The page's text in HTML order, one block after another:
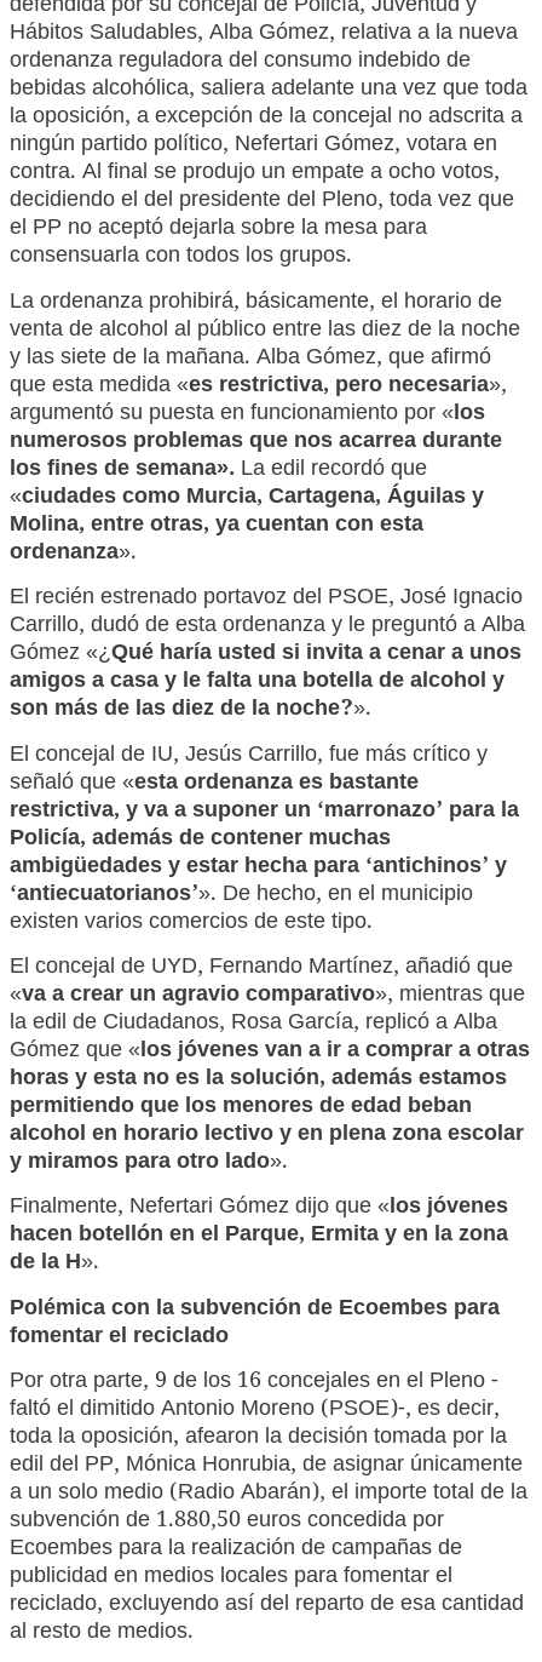
defendida por su concejal de Policía, Juventud y
Hábitos Saludables, Alba Gómez, relativa a la nueva
ordenanza reguladora del consumo indebido de
bebidas alcohólica, saliera adelante una vez que toda
la oposición, a excepción de la concejal no adscrita a
ningún partido político, Nefertari Gómez, votara en
contra. Al final se produjo un empate a ocho votos,
decidiendo el del presidente del Pleno, toda vez que
el PP no aceptó dejarla sobre la mesa para
consensuarla con todos los grupos.
La ordenanza prohibirá, básicamente, el horario de
venta de alcohol al público entre las diez de la noche
y las siete de la mañana. Alba Gómez, que afirmó
que esta medida «es restrictiva, pero necesaria»,
argumentó su puesta en funcionamiento por «los
numerosos problemas que nos acarrea durante
los fines de semana». La edil recordó que
«ciudades como Murcia, Cartagena, Águilas y
Molina, entre otras, ya cuentan con esta
ordenanza».
El recién estrenado portavoz del PSOE, José Ignacio
Carrillo, dudó de esta ordenanza y le preguntó a Alba
Gómez «¿Qué haría usted si invita a cenar a unos
amigos a casa y le falta una botella de alcohol y
son más de las diez de la noche?».
El concejal de IU, Jesús Carrillo, fue más crítico y
señaló que «esta ordenanza es bastante
restrictiva, y va a suponer un ‘marronazo’ para la
Policía, además de contener muchas
ambigüedades y estar hecha para ‘antichinos’ y
‘antiecuatorianos’». De hecho, en el municipio
existen varios comercios de este tipo.
El concejal de UYD, Fernando Martínez, añadió que
«va a crear un agravio comparativo», mientras que
la edil de Ciudadanos, Rosa García, replicó a Alba
Gómez que «los jóvenes van a ir a comprar a otras
horas y esta no es la solución, además estamos
permitiendo que los menores de edad beban
alcohol en horario lectivo y en plena zona escolar
y miramos para otro lado».
Finalmente, Nefertari Gómez dijo que «los jóvenes
hacen botellón en el Parque, Ermita y en la zona
de la H».
Polémica con la subvención de Ecoembes para
fomentar el reciclado
Por otra parte, 9 de los 16 concejales en el Pleno -
faltó el dimitido Antonio Moreno (PSOE)-, es decir,
toda la oposición, afearon la decisión tomada por la
edil del PP, Mónica Honrubia, de asignar únicamente
a un solo medio (Radio Abarán), el importe total de la
subvención de 1.880,50 euros concedida por
Ecoembes para la realización de campañas de
publicidad en medios locales para fomentar el
reciclado, excluyendo así del reparto de esa cantidad
al resto de medios.